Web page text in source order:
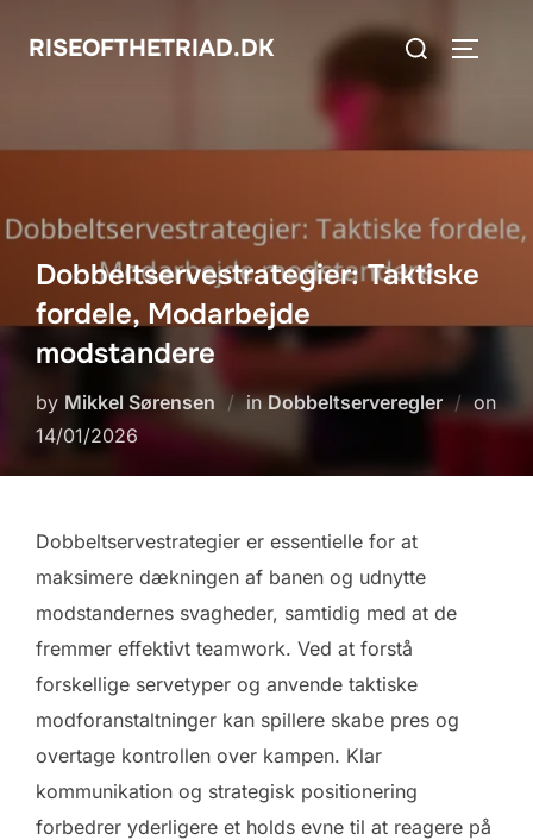
RISEOFTHETRIAD.DK
Search
Dobbeltservestrategier: Taktiske
fordele, Modarbejde
modstandere
by Mikkel Sørensen inDobbeltserveregler
on
Posted
14/01/2026
Dobbeltservestrategier er essentielle for at
maksimere dækningen af banen og udnytte
modstandernes svagheder, samtidig med at de
fremmer effektivt teamwork. Ved at forstå
forskellige servetyper og anvende taktiske
modforanstaltninger kan spillere skabe pres og
overtage kontrollen over kampen. Klar
kommunikation og strategisk positionering
forbedrer yderligere et holds evne til at reagere på